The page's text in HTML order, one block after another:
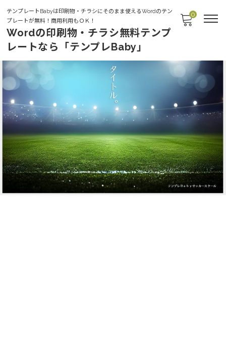
テンプレートBabyは印刷物・チラシにそのまま使えるWordのテン
プレートが無料！商用利用もＯＫ！
Wordの印刷物・チラシ無料テンプ
レートなら「テンプレBaby」
0